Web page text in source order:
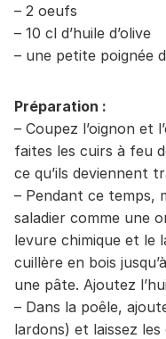
– 2 oeufs
– 10 cl d’huile d’olive
– une petite poignée
Préparation :
– Coupez l’oignon et
faites les cuirs à feu
ce qu’ils deviennent
– Pendant ce temps,
saladier comme une
levure chimique et le
cuillère en bois
une pâte. Ajoutez
– Dans la poêle,
lardons) et laissez